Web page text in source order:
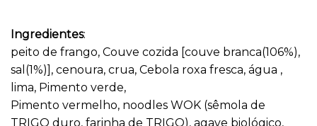
Ingredientes:
peito de frango, Couve cozida [couve branca(106%),
sal(1%)], cenoura, crua, Cebola roxa fresca, água ,
lima, Pimento verde,
Pimento vermelho, noodles WOK (sêmola de
TRIGO duro, farinha de TRIGO), agave biológico,